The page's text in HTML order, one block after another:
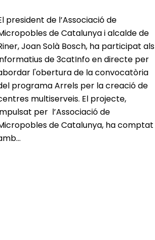
president de l’Associació de
de Catalunya i alcalde de
Joan Solà Bosch, ha participat als
de 3catInfo en directe per
l'obertura de la convocatòria
programa Arrels per la creació de
multiserveis. El projecte,
per l’Associació de
de Catalunya, ha comptat